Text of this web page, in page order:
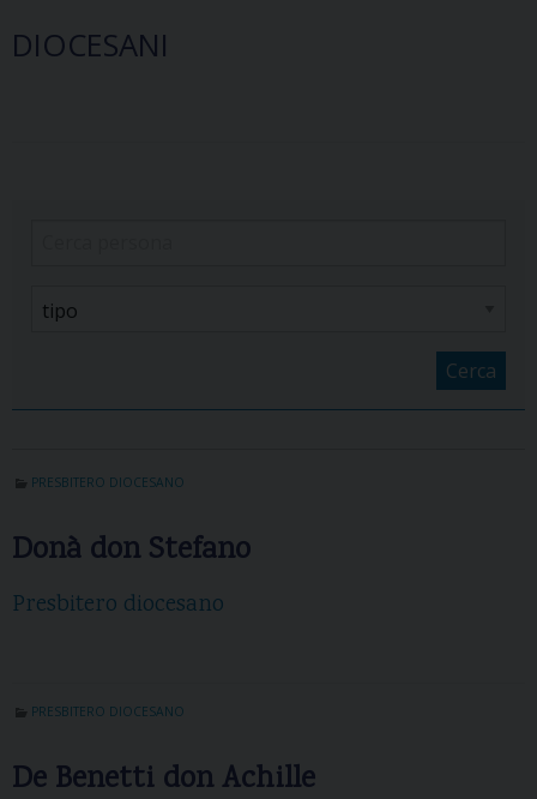
Cerca
PRESBITERO DIOCESANO
Donà don Stefano
Presbitero diocesano
PRESBITERO DIOCESANO
De Benetti don Achille